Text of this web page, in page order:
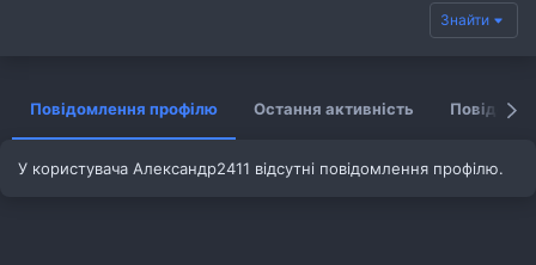
Знайти
Повідомлення профілю Остання активність
У користувача Александр2411 відсутні повідомлення профілю.